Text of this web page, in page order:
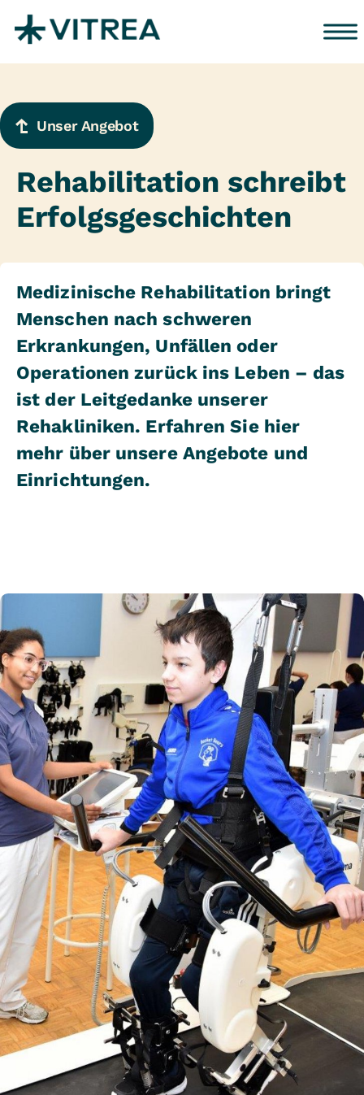
Unser Angebot
Rehabilitation schreibt
Erfolgsgeschichten
Medizinische Rehabilitation bringt
Menschen nach schweren
Erkrankungen, Unfällen oder
Operationen zurück ins Leben – das
ist der Leitgedanke unserer
Rehakliniken. Erfahren Sie hier
mehr über unsere Angebote und
Einrichtungen.